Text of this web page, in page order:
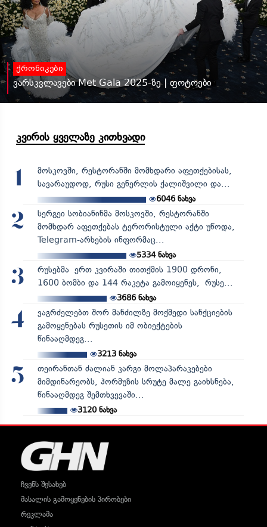
ქრონიკები
ვარსკვლავები Met Gala 2025-ზე | ფოტოები
კვირის ყველაზე კითხვადი
1
მოსკოვში, რესტორანში მომხდარი აფეთქებისას,
სავარაუდოდ, რუსი გენერლის ქალიშვილი და...
6046ნახვა
2
სერგეი სობიანინმა მოსკოვში, რესტორანში
მომხდარ აფეთქებას ტერორისტული აქტი უწოდა,
Telegram-არხების ინფორმაც...
5334ნახვა
3
რუსებმა ერთ კვირაში თითქმის 1900 დრონი,
1600 ბომბი და 144 რაკეტა გამოიყენეს, რუსე...
3686ნახვა
4
ვაგრძელებთ შორ მანძილზე მოქმედი სანქციების
გამოყენებას რუსეთის იმ ობიექტების
წინააღმდეგ...
3213ნახვა
5
თეირანთან ძალიან კარგი მოლაპარაკებები
მიმდინარეობს, ჰორმუზის სრუტე მალე გაიხსნება,
წინააღმდეგ შემთხვევაში...
3120ნახვა
ჩვენს შესახებ
მასალის გამოყენების პირობები
რეკლამა